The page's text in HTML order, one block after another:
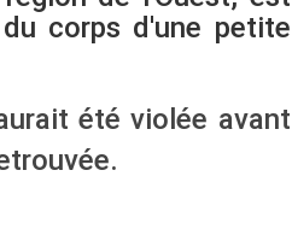
corps d'une petite
été violée avant